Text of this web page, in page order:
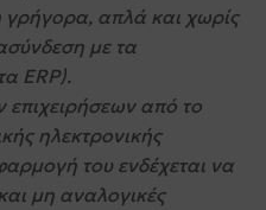
γρήγορα, απλά και χωρίς
με τα
ERP).
επιχειρήσεων από το
ηλεκτρονικής
του ενδέχεται να
μη αναλογικές